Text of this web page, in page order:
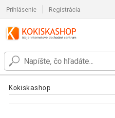
Prihlásenie Registrácia
Kokiskashop